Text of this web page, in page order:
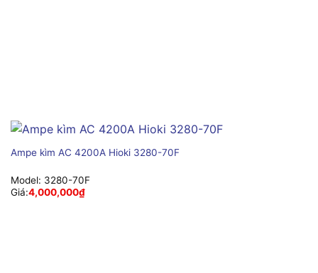
Ampe kìm AC 4200A Hioki 3280-70F
Model: 3280-70F
Giá:4,000,000₫